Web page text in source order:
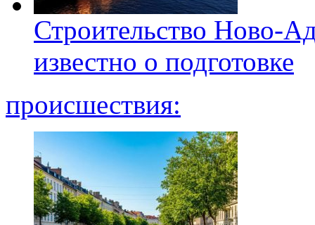
Строительство Ново-
известно о подготовке
происшествия: